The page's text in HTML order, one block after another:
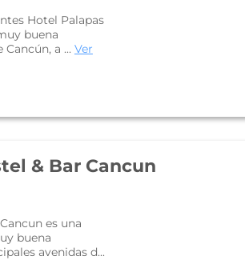
Hotel Palapas
buena
a ... Ver
& Bar Cancun
es una
buena
avenidas d...